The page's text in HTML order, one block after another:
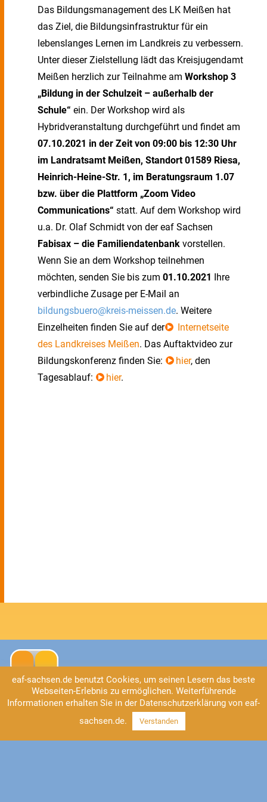
Das Bildungsmanagement des LK Meißen hat
das Ziel, die Bildungsinfrastruktur für ein
lebenslanges Lernen im Landkreis zu verbessern.
Unter dieser Zielstellung lädt das Kreisjugendamt
Meißen herzlich zur Teilnahme am Workshop 3
„Bildung in der Schulzeit – außerhalb der
Schule“ ein. Der Workshop wird als
Hybridveranstaltung durchgeführt und findet am
07.10.2021 in der Zeit von 09:00 bis 12:30 Uhr
im Landratsamt Meißen, Standort 01589 Riesa,
Heinrich-Heine-Str. 1, im Beratungsraum 1.07
bzw. über die Plattform „Zoom Video
Communications“ statt. Auf dem Workshop wird
u.a. Dr. Olaf Schmidt von der eaf Sachsen
Fabisax – die Familiendatenbank vorstellen.
Wenn Sie an dem Workshop teilnehmen
möchten, senden Sie bis zum 01.10.2021 Ihre
verbindliche Zusage per E-Mail an
bildungsbuero@kreis-meissen.de. Weitere
Einzelheiten finden Sie auf der
Internetseite
des Landkreises Meißen. Das Auftaktvideo zur
Bildungskonferenz finden Sie:
hier, den
Tagesablauf:
hier.
EAF Sachsen
eaf-sachsen.de benutzt Cookies, um seinen Lesern das beste
Webseiten-Erlebnis zu ermöglichen. Weiterführende
Informationen erhalten Sie in der Datenschutzerklärung von eaf-
sachsen.de.
Verstanden